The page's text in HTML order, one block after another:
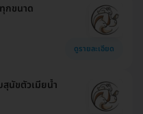
กขนาด
ดูรายละเอียด
นัขตัวเมียน้ำ